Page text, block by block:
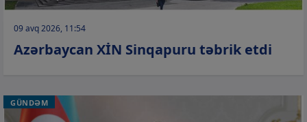
09 avq 2026, 11:54
Azərbaycan XİN Sinqapuru təbrik etdi
GÜNDƏM